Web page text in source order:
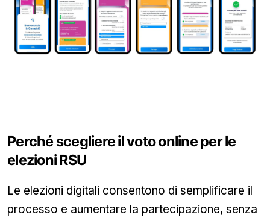
Perché scegliere il voto online per le
elezioni RSU
Le elezioni digitali consentono di semplificare il
processo e aumentare la partecipazione, senza